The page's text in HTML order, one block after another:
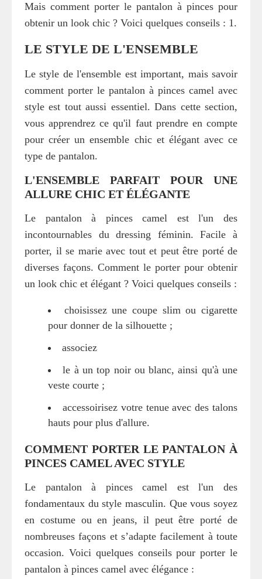
Mais comment porter le pantalon à pinces pour
obtenir un look chic ? Voici quelques conseils : 1.
LE STYLE DE L'ENSEMBLE
Le style de l'ensemble est important, mais savoir
comment porter le pantalon à pinces camel avec
style est tout aussi essentiel. Dans cette section,
vous apprendrez ce qu'il faut prendre en compte
pour créer un ensemble chic et élégant avec ce
type de pantalon.
L'ENSEMBLE PARFAIT POUR UNE
ALLURE CHIC ET ÉLÉGANTE
Le pantalon à pinces camel est l'un des
incontournables du dressing féminin. Facile à
porter, il se marie avec tout et peut être porté de
diverses façons. Comment le porter pour obtenir
un look chic et élégant ? Voici quelques conseils :
choisissez une coupe slim ou cigarette
pour donner de la silhouette ;
associez
le à un top noir ou blanc, ainsi qu'à une
veste courte ;
accessoirisez votre tenue avec des talons
hauts pour plus d'allure.
COMMENT PORTER LE PANTALON À
PINCES CAMEL AVEC STYLE
Le pantalon à pinces camel est l'un des
fondamentaux du style masculin. Que vous soyez
en costume ou en jeans, il peut être porté de
nombreuses façons et s’adapte facilement à toute
occasion. Voici quelques conseils pour porter le
pantalon à pinces camel avec élégance :